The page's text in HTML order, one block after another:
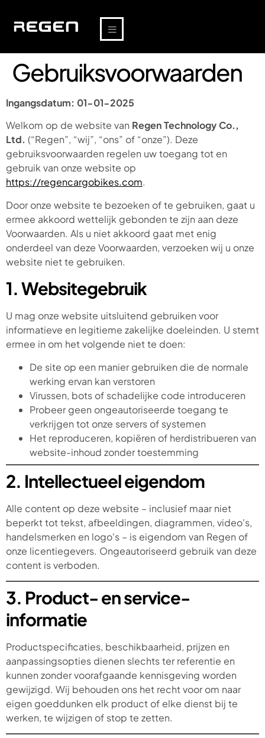
Gebruiksvoorwaarden
Ingangsdatum: 01-01-2025
Welkom op de website van Regen Technology Co.,
Ltd. (“Regen”, “wij”, “ons” of “onze”). Deze
gebruiksvoorwaarden regelen uw toegang tot en
gebruik van onze website op
https://regencargobikes.com.
Door onze website te bezoeken of te gebruiken, gaat u
ermee akkoord wettelijk gebonden te zijn aan deze
Voorwaarden. Als u niet akkoord gaat met enig
onderdeel van deze Voorwaarden, verzoeken wij u onze
website niet te gebruiken.
1. Websitegebruik
U mag onze website uitsluitend gebruiken voor
informatieve en legitieme zakelijke doeleinden. U stemt
ermee in om het volgende niet te doen:
De site op een manier gebruiken die de normale
werking ervan kan verstoren
Virussen, bots of schadelijke code introduceren
Probeer geen ongeautoriseerde toegang te
verkrijgen tot onze servers of systemen
Het reproduceren, kopiëren of herdistribueren van
website-inhoud zonder toestemming
2. Intellectueel eigendom
Alle content op deze website – inclusief maar niet
beperkt tot tekst, afbeeldingen, diagrammen, video's,
handelsmerken en logo's – is eigendom van Regen of
onze licentiegevers. Ongeautoriseerd gebruik van deze
content is verboden.
3. Product- en service-
informatie
Productspecificaties, beschikbaarheid, prijzen en
aanpassingsopties dienen slechts ter referentie en
kunnen zonder voorafgaande kennisgeving worden
gewijzigd. Wij behouden ons het recht voor om naar
eigen goeddunken elk product of elke dienst bij te
werken, te wijzigen of stop te zetten.